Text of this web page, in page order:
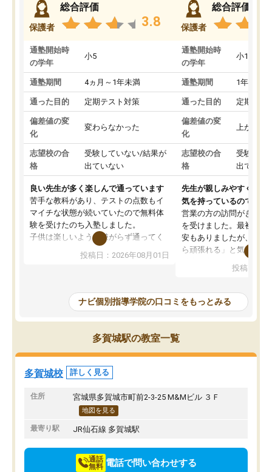
保護者
総合評価
3.8
通塾開始時
の学年
小5
通塾期間 4ヵ月～1年未満
通った目的 定期テスト対策
偏差値の変
化
変わらなかった
志望校の合
格
受験していない/結果が
出ていない
良い先生が多く楽しんで通っています
苦手な教科があり、テストの点数もイ
マイチな状態が続いていたので無料体
験を受けたのち入塾しました。
子供は楽しいようで嫌がらず通ってく
先生は良い方が多く、いつも笑顔で対
教室は少し狭い印象なので夜の時間帯
など生徒さんが多い時間帯は手狭では
ないかな？と感じます。
また駅前にあるのでアクセスは良いで
すが駐車場がないのでお迎えの際に近
隣のコインパーキングを利用または路
上駐車をするしかない点が少し不便で
投稿日：2026年08月01日
保護者
総合評価
通塾開始時
の学年
小1
通塾期間 1年以上
通った目的 定期テス
偏差値の変
化
上がった
志望校の合
格
受験して
出ていな
先生が親しみやすく勉強
気を持っているので安心
営業の方の訪問がきっか
を受けました。最初は続
安もありましたが、子ど
ら頑張れる」と気に入り
ても分かりやすく、学
方を丁寧に教えてくださ
が深まっていると感じま
熱心で、一人ひとりの苦
前より勉強に前向きに取
りたいと思える塾です。
投稿日：
ナビ個別指導学院の口コミをもっとみる
多賀城駅の教室一覧
多賀城校 詳しく見る
住所 宮城県多賀城市町前2-3-25 M&Mビル ３Ｆ
地図を見る
最寄り駅 JR仙石線 多賀城駅
通話
無料 電話で問い合わせする